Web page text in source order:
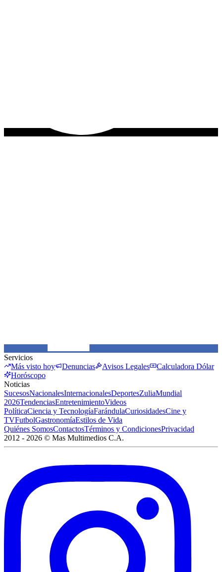
Servicios
Más visto hoy
Denuncias Avisos Legales
Calculadora Dólar
Horóscopo
Noticias
SucesosNacionalesInternacionalesDeportesZuliaMundial
2026TendenciasEntretenimientoVideos
PolíticaCiencia y TecnologíaFarándulaCuriosidadesCine y
TVFutbolGastronomíaEstilos de Vida
Quiénes SomosContactosTérminos y CondicionesPrivacidad
2012 - 2026 © Mas Multimedios C.A.